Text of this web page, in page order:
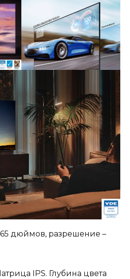
дюймов, разрешение –
IPS. Глубина цвета